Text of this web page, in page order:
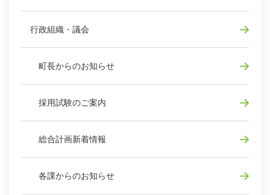
行政組織・議会
町長からのお知らせ
採用試験のご案内
総合計画新着情報
各課からのお知らせ